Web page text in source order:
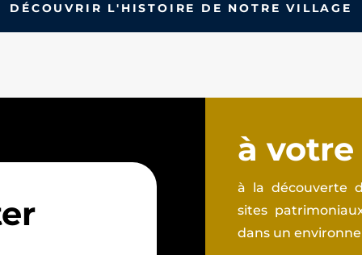
DÉCOUVRIR L'HISTOIRE DE NOTRE VILLAGE
à
à la découverte
sites
dans un